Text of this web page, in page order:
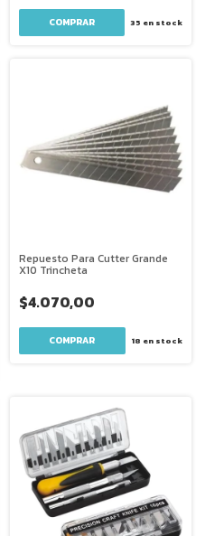
35 en stock
Repuesto Para Cutter Grande
X10 Trincheta
$4.070,00
18 en stock